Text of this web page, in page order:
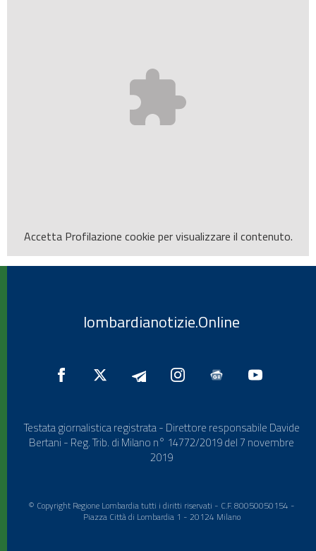
Accetta Profilazione cookie per visualizzare il contenuto.
lombardianotizie.Online
Testata giornalistica registrata - Direttore responsabile Davide
Bertani - Reg. Trib. di Milano n° 14772/2019 del 7 novembre
2019
© Copyright Regione Lombardia tutti i diritti riservati - C.F. 80050050154 -
Piazza Città di Lombardia 1 - 20124 Milano